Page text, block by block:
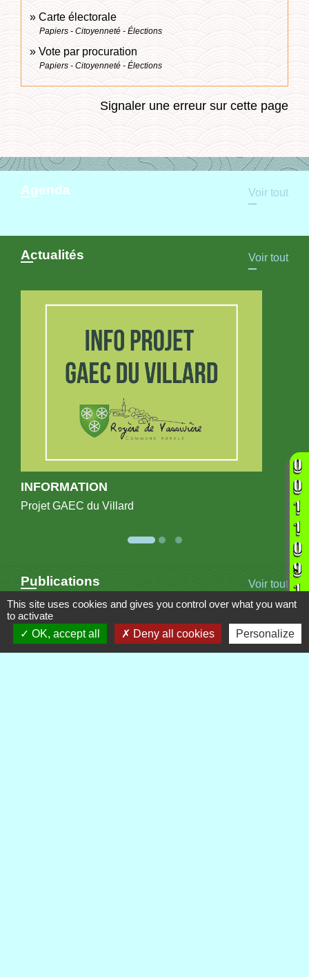
Carte électorale
Papiers - Citoyenneté - Élections
Vote par procuration
Papiers - Citoyenneté - Élections
Signaler une erreur sur cette page
Agenda Voir tout
Actualités Voir tout
INFORMATION
Projet GAEC du Villard
Publications Voir tout
This site uses cookies and gives you control over what you want
to activate
OK, accept all
Deny all cookies Personalize